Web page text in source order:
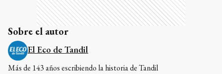
Sobre el autor
El Eco de Tandil
Más de 143 años escribiendo la historia de Tandil